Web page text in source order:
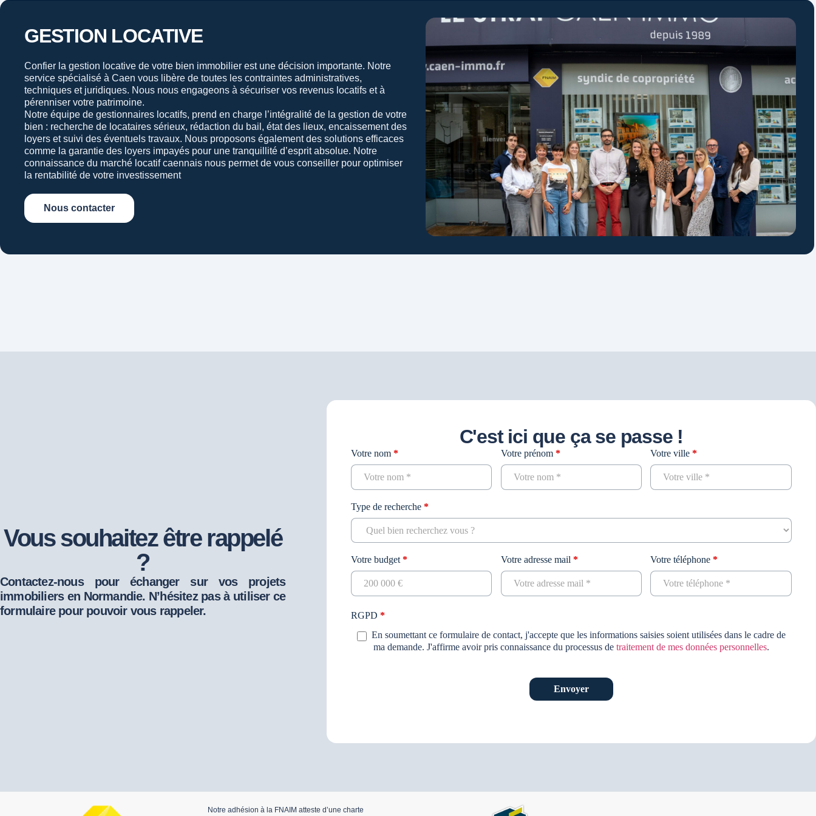
GESTION LOCATIVE
Confier la gestion locative de votre bien immobilier est une décision importante. Notre
service spécialisé à Caen vous libère de toutes les contraintes administratives,
techniques et juridiques. Nous nous engageons à sécuriser vos revenus locatifs et à
pérenniser votre patrimoine.
Notre équipe de gestionnaires locatifs, prend en charge l’intégralité de la gestion de votre
bien : recherche de locataires sérieux, rédaction du bail, état des lieux, encaissement des
loyers et suivi des éventuels travaux. Nous proposons également des solutions efficaces
comme la garantie des loyers impayés pour une tranquillité d’esprit absolue. Notre
connaissance du marché locatif caennais nous permet de vous conseiller pour optimiser
la rentabilité de votre investissement
Nous contacter
Vous souhaitez être rappelé
?
Contactez-nous pour échanger sur vos projets
immobiliers en Normandie. N’hésitez pas à utiliser ce
formulaire pour pouvoir vous rappeler.
C'est ici que ça se passe !
Contact
recherche
Votre nom * Votre prénom * Votre ville*
Type de recherche *
Votre budget * Votre adresse mail * Votre téléphone*
RGPD *
En soumettant ce formulaire de contact, j'accepte que les informations saisies soient utilisées dans le cadre de
ma demande. J'affirme avoir pris connaissance du processus de traitement de mes données personnelles.
Envoyer
Notre adhésion à la FNAIM atteste d’une charte